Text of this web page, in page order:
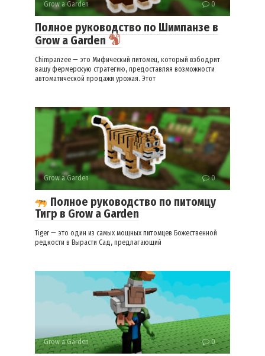
Grow a Garden 0
Полное руководство по Шимпанзе в
Grow a Garden
Chimpanzee — это Мифический питомец, который взбодрит
вашу фермерскую стратегию, предоставляя возможности
автоматической продажи урожая. Этот
Grow a Garden 0
Полное руководство по питомцу
Тигр в Grow a Garden
Tiger — это один из самых мощных питомцев Божественной
редкости в Вырасти Сад, предлагающий
Grow a Garden 0